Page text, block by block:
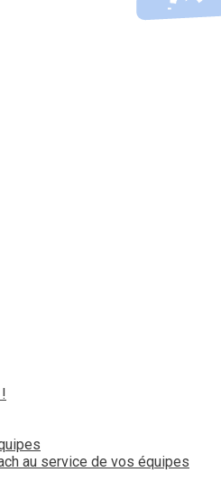
au service de vos équipes